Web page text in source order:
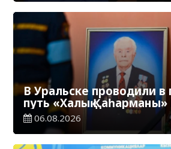
В Уральске проводили в
путь «Халық
Степановича Гапича
06.08.2026